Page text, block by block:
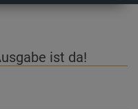
ist da!